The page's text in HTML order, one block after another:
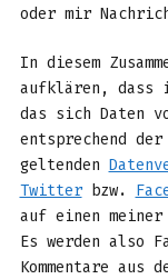
oder mir
In diesem
aufklären, dass
das sich Daten
entsprechend der
geltenden
Twitterbzw.
auf einen
Es werden also
Kommentare aus